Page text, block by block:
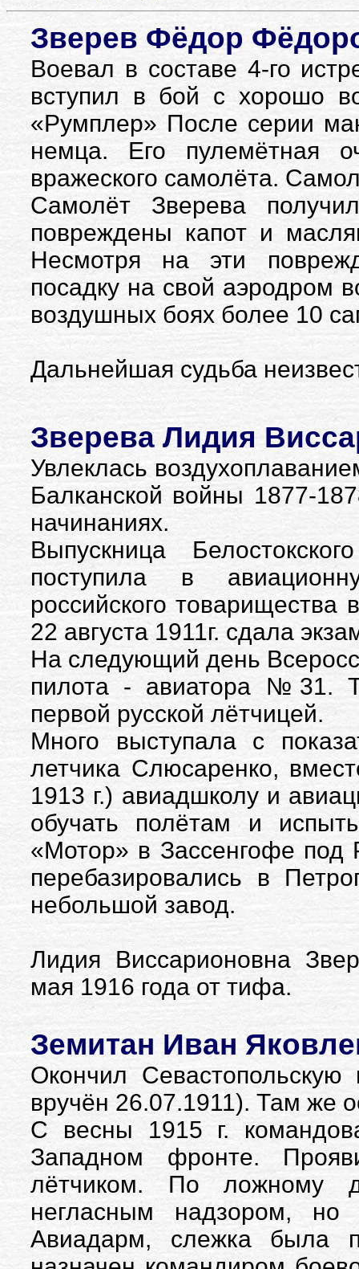
Зверев Фёдор
Воевал в составе 4-го
вступил в бой с хорошо
«Румплер» После серии
немца. Его пулемётная
вражеского самолёта.
Самолёт Зверева
повреждены капот и
Несмотря на эти
посадку на свой аэродром
воздушных боях более 10
Дальнейшая судьба
Зверева Лидия
Увлеклась
Балканской войны 1877-
начинаниях.
Выпускница
поступила в
российского товарищества
22 августа 1911г. сдала
На следующий день
пилота - авиатора №31.
первой русской лётчицей.
Много выступала с
летчика Слюсаренко,
1913 г.) авиадшколу и
обучать полётам и
«Мотор» в Зассенгофе под
перебазировались в
небольшой завод.
Лидия Виссарионовна
мая 1916 года от тифа.
Земитан Иван
Окончил
вручён 26.07.1911). Там же
С весны 1915 г.
Западном фронте.
лётчиком. По ложному
негласным надзором,
Авиадарм, слежка была